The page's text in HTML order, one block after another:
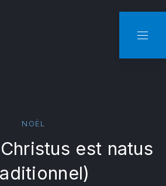
NOËL
est natus